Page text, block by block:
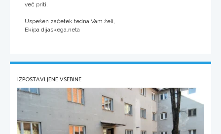
več priti.
Uspešen začetek tedna Vam želi,
Ekipa dijaskega.neta
IZPOSTAVLJENE VSEBINE